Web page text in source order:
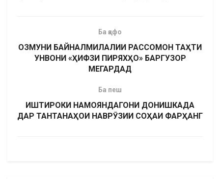
Ба қафо
ОЗМУНИ БАЙНАЛМИЛАЛИИ РАССОМОН ТАҲТИ
УНВОНИ «ҲИФЗИ ПИРЯХҲО» БАРГУЗОР
МЕГАРДАД
Ба пеш
ИШТИРОКИ НАМОЯНДАГОНИ ДОНИШКАДА
ДАР ТАНТАНАҲОИ НАВРӮЗИИ СОҲАИ ФАРҲАНГ